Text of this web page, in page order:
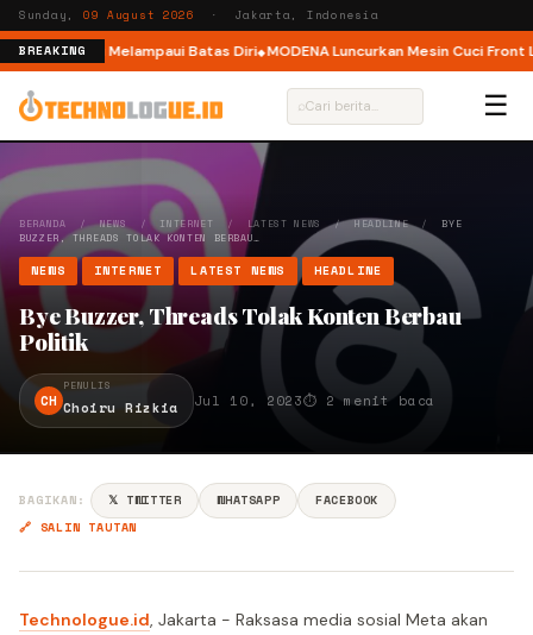
Sunday, 09 August 2026 · Jakarta, Indonesia
BREAKING
Ajak Pelari Melampaui Batas Diri MODENA Luncurkan Mesin Cuci Front
⌕ ☰
BERANDA /NEWS / INTERNET / LATEST NEWS /HEADLINE/BYE
BUZZER, THREADS TOLAK KONTEN BERBAU…
NEWS INTERNET LATEST NEWS HEADLINE
Bye Buzzer, Threads Tolak Konten Berbau
Politik
CH
PENULIS
Choiru Rizkia Jul 10, 2023⏱ 2 menit baca
BAGIKAN: 𝕏 TWITTER WHATSAPP
FACEBOOK
🔗 SALIN TAUTAN
Technologue.id, Jakarta - Raksasa media sosial Meta akan